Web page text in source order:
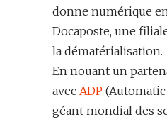
donne numérique
Docaposte, une
la dématérialisation.
En nouant un
avec ADP (Automatic
géant mondial des